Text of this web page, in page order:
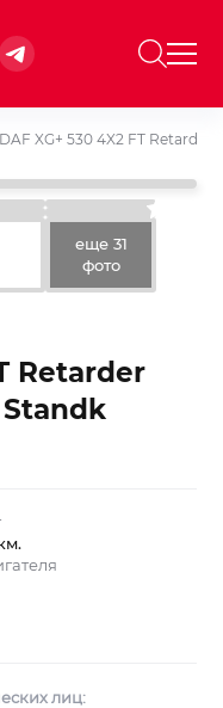
DAF XG+ 530 4X2 FT Retarder
еще 31
фото
Retarder
лиц: